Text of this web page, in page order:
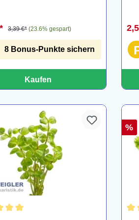
3,39 €* (23.6% gespart)
8 Bonus-Punkte sichern
Kaufen
%